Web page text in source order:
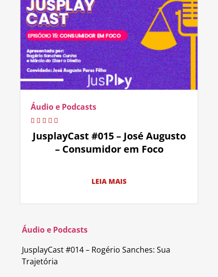
Áudio e Podcasts
JusplayCast #015 – José Augusto
– Consumidor em Foco
LEIA MAIS
Áudio e Podcasts
JusplayCast #014 – Rogério Sanches: Sua
Trajetória